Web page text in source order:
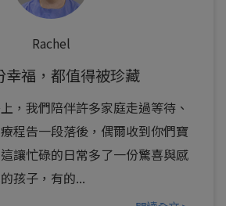
Rachel
幸福，都值得被珍藏
，我們陪伴許多家庭走過等待、
程告一段落後，偶爾收到你們寶
讓忙碌的日常多了一份驚喜與感
孩子，有的...